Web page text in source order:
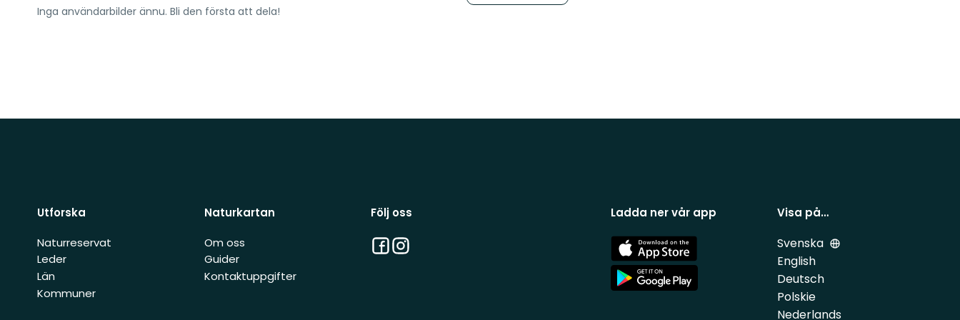
Inga användarbilder ännu. Bli den första att dela!
Utforska
Naturreservat
Leder
Län
Kommuner
Naturkartan
Om oss
Guider
Kontaktuppgifter
Följ oss
Facebook
Instagram
Ladda ner vår app
App
Store
App
Store
Visa på…
Svenska
English
Deutsch
Polskie
Nederlands